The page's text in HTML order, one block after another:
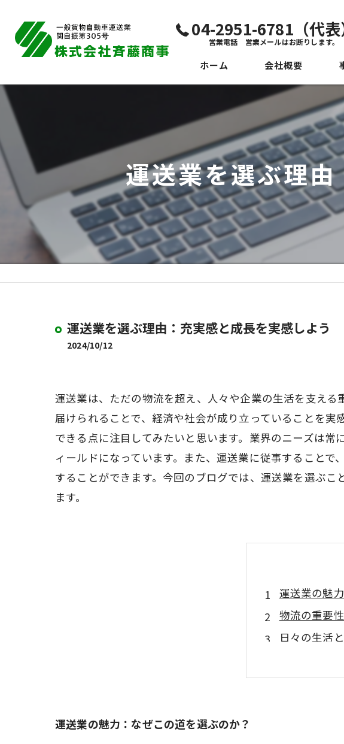
04-2951-6781（代表
営業電話 営業メールはお断りします。
ホーム 会社概要
代表挨拶
ビジョン
社員紹介
運送業を選ぶ理
運送業を選ぶ理由：充実感と成長を実感しよう
2024/10/12
運送業は、ただの物流を超え、人々や企業の生活を支え
届けられることで、経済や社会が成り立っていることを
できる点に注目してみたいと思います。業界のニーズは
ィールドになっています。また、運送業に従事すること
することができます。今回のブログでは、運送業を選ぶ
ます。
運送業の魅
物流の重要
日々の生活
技術革新と
人との出会
運送業の魅力：なぜこの道を選ぶのか？